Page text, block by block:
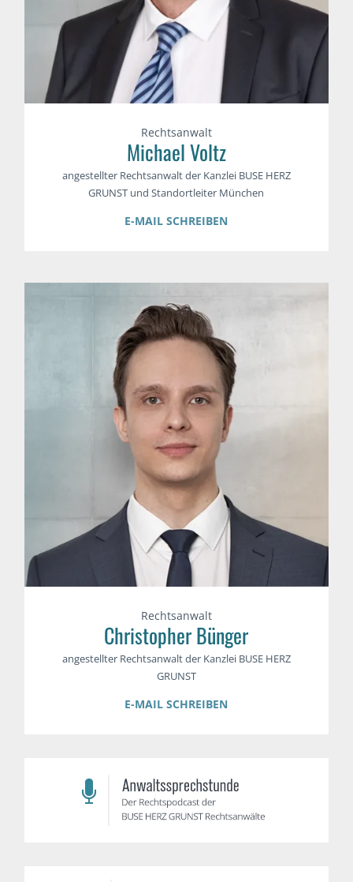
Rechtsanwalt
Michael Voltz
angestellter Rechtsanwalt der Kanzlei BUSE HERZ
GRUNST und Standortleiter München
E-MAIL SCHREIBEN
Rechtsanwalt
Christopher Bünger
angestellter Rechtsanwalt der Kanzlei BUSE HERZ
GRUNST
E-MAIL SCHREIBEN